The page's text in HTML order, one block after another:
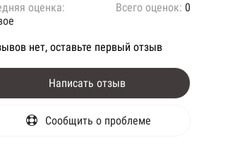
оценка:
Всего оценок: 0
нет, оставьте первый отзыв
Написать отзыв
Сообщить о проблеме